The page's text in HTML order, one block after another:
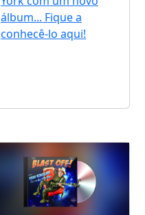
álbum... Fique a
conhecê-lo aqui!